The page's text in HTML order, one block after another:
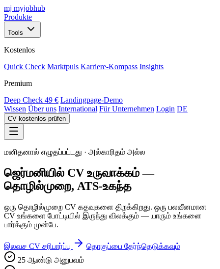
mj myjobhub
Produkte
Tools
Kostenlos
Quick Check Marktpuls Karriere-Kompass Insights
Premium
Deep Check 49 € Landingpage-Demo
Wissen Über uns International Für Unternehmen Login DE
CV kostenlos prüfen
மனிதனால் எழுதப்பட்டது · அல்காரிதம் அல்ல
ஜெர்மனியில் CV உருவாக்கம் —
தொழில்முறை, ATS-உகந்த
ஒரு தொழில்முறை CV கதவுகளை திறக்கிறது. ஒரு பலவீனமான
CV உங்களை போட்டியில் இருந்து விலக்கும் — யாரும் உங்களை
பார்க்கும் முன்பே.
இலவச CV சரிபார்ப்பு
தொகுப்பை தேர்ந்தெடுக்கவும்
25 ஆண்டு அனுபவம்